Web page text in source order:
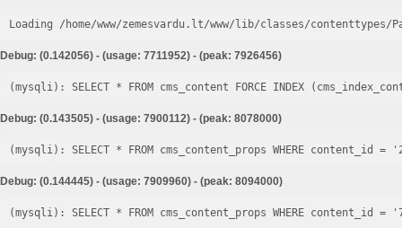
Loading /home/www/zemesvardu.lt/www/lib/classes/
Debug: (0.142056) - (usage: 7711952) - (peak: 7926456)
Debug: (0.143505) - (usage: 7900112) - (peak: 8078000)
Debug: (0.144445) - (usage: 7909960) - (peak: 8094000)